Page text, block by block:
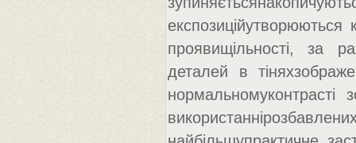
експозиційутворюються
проявищільності, за
деталей в
нормальномуконтрасті